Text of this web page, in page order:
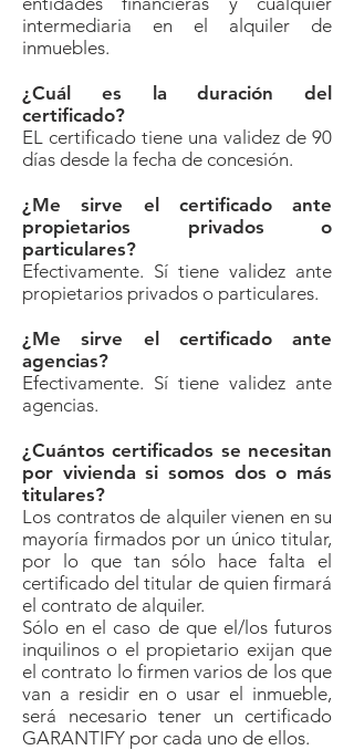
intermediaria en el alquiler de
inmuebles.
¿Cuál es la duración del
certificado?
EL certificado tiene una validez de 90
días desde la fecha de concesión.
¿Me sirve el certificado ante
propietarios privados o
particulares?
Efectivamente. Sí tiene validez ante
propietarios privados o particulares.
¿Me sirve el certificado ante
agencias?
Efectivamente. Sí tiene validez ante
agencias.
¿Cuántos certificados se necesitan
por vivienda si somos dos o más
titulares?
Los contratos de alquiler vienen en su
mayoría firmados por un único titular,
por lo que tan sólo hace falta el
certificado del titular de quien firmará
el contrato de alquiler.
Sólo en el caso de que el/los futuros
inquilinos o el propietario exijan que
el contrato lo firmen varios de los que
van a residir en o usar el inmueble,
será necesario tener un certificado
GARANTIFY por cada uno de ellos.